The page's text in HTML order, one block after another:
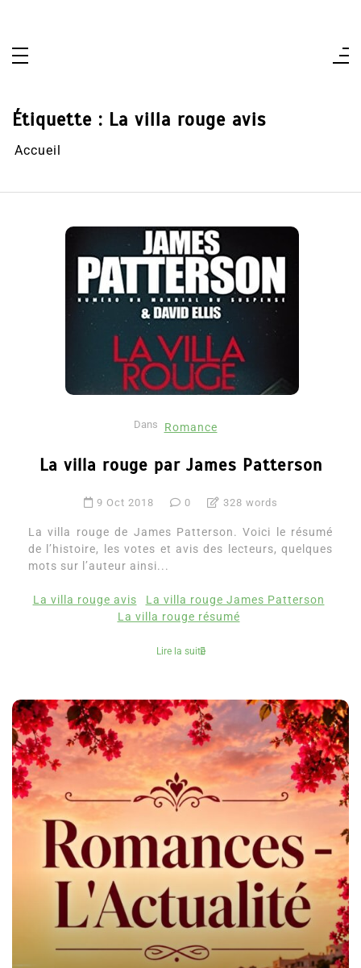
Étiquette : La villa rouge avis
Accueil
Dans Romance
La villa rouge par James Patterson
9 Oct 2018 0 328 words
La villa rouge de James Patterson. Voici le résumé
de l’histoire, les votes et avis des lecteurs, quelques
mots sur l’auteur ainsi...
La villa rouge avis
La villa rouge James Patterson
La villa rouge résumé
Lire la suite